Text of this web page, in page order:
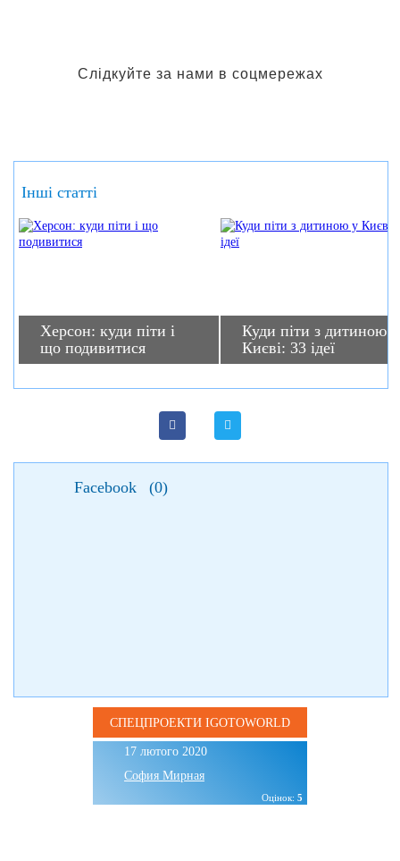
Слідкуйте за нами в соцмережах
Інші статті
Херсон: куди піти і
що подивитися
Куди піти з дитиною у
Києві: 33 ідеї
Facebook (0)
СПЕЦПРОЕКТИ IGOTOWORLD
17 лютого 2020
София Мирная
Оцінок: 5